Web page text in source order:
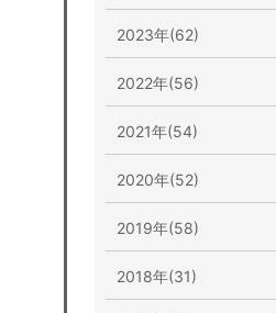
2023年(62)
2022年(56)
2021年(54)
2020年(52)
2019年(58)
2018年(31)